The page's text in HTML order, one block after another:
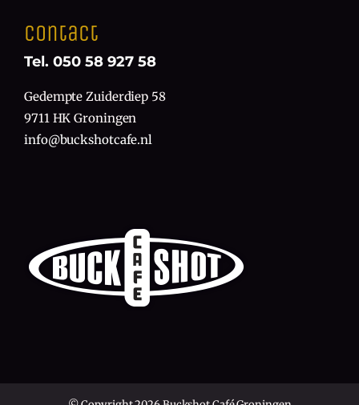
Contact
Tel. 050 58 927 58
Gedempte Zuiderdiep 58
9711 HK Groningen
info@buckshotcafe.nl